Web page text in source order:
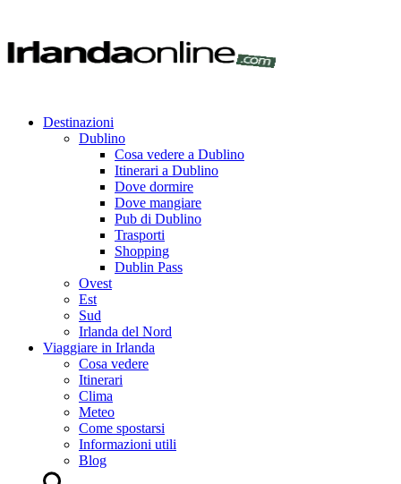
Destinazioni
Dublino
Cosa vedere a Dublino
Itinerari a Dublino
Dove dormire
Dove mangiare
Pub di Dublino
Trasporti
Shopping
Dublin Pass
Ovest
Est
Sud
Irlanda del Nord
Viaggiare in Irlanda
Cosa vedere
Itinerari
Clima
Meteo
Come spostarsi
Informazioni utili
Blog